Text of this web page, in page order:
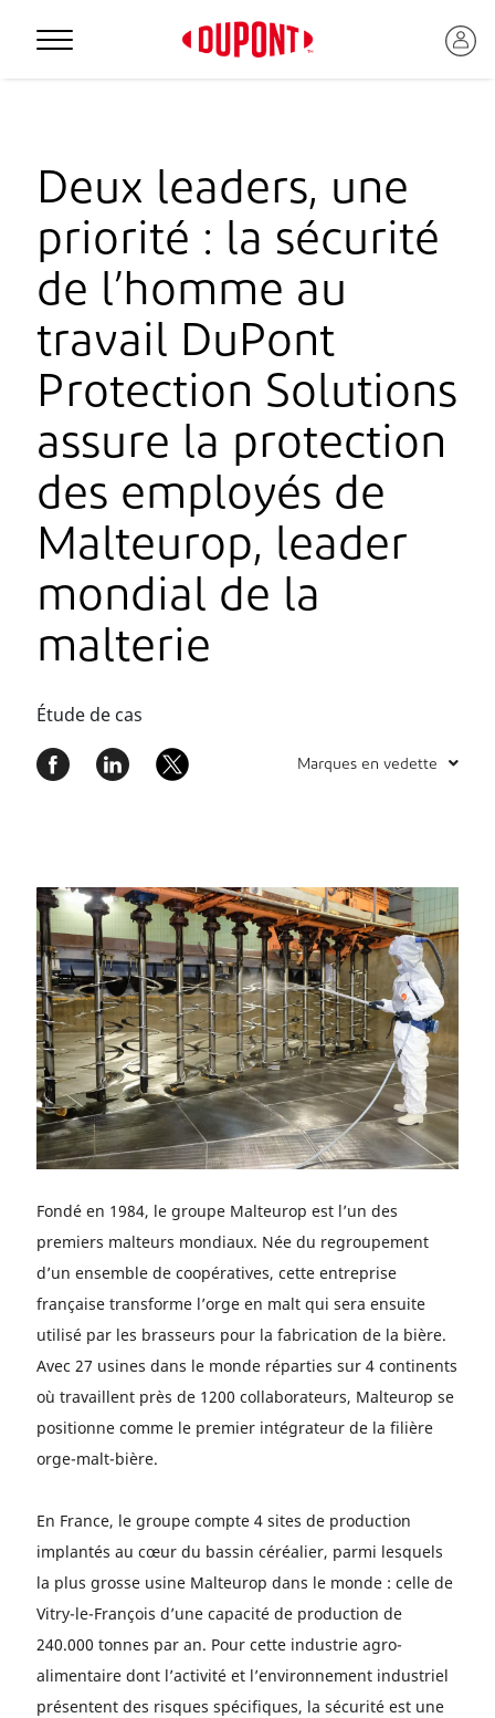
Deux leaders, une
priorité : la sécurité
de l’homme au
travail DuPont
Protection Solutions
assure la protection
des employés de
Malteurop, leader
mondial de la
malterie
Étude de cas
Marques en vedette
Fondé en 1984, le groupe Malteurop est l’un des
premiers malteurs mondiaux. Née du regroupement
d’un ensemble de coopératives, cette entreprise
française transforme l’orge en malt qui sera ensuite
utilisé par les brasseurs pour la fabrication de la bière.
Avec 27 usines dans le monde réparties sur 4 continents
où travaillent près de 1200 collaborateurs, Malteurop se
positionne comme le premier intégrateur de la filière
orge-malt-bière.
En France, le groupe compte 4 sites de production
implantés au cœur du bassin céréalier, parmi lesquels
la plus grosse usine Malteurop dans le monde : celle de
Vitry-le-François d’une capacité de production de
240.000 tonnes par an. Pour cette industrie agro-
alimentaire dont l’activité et l’environnement industriel
présentent des risques spécifiques, la sécurité est une